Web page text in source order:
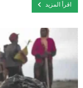
اقرأ المزيد